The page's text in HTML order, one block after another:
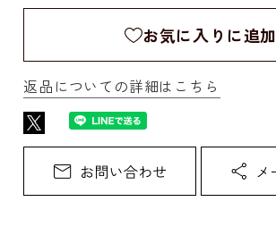
お気に入りに追加
返品についての詳細はこちら